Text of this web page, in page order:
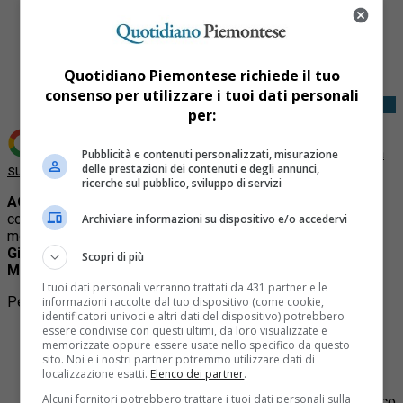
Aggiungi Quotidiano Piemontese come Fonte preferita
su Google
AOSTA– Si è conclusa poco dopo la mezzanotte la
complessa operazione di soccorso che ha permesso di
mettere in salvo due alpinisti rimasti bloccati sul
Gigante, una delle vette più iconiche del massiccio del
Monte Bianco
Per approfondire:
Articolo: Il vecchio rifugio del Goûter sul Monte Bianco
sarà smantellato
Articolo: Valanga sul Monte Bianco: quattro scialpinisti
travolti a Courmayeur
Quotidiano Piemontese richiede il tuo
consenso per utilizzare i tuoi dati personali
per:
Pubblicità e contenuti personalizzati, misurazione
delle prestazioni dei contenuti e degli annunci,
ricerche sul pubblico, sviluppo di servizi
Archiviare informazioni su dispositivo e/o accedervi
Scopri di più
I tuoi dati personali verranno trattati da 431 partner e le
informazioni raccolte dal tuo dispositivo (come cookie,
identificatori univoci e altri dati del dispositivo) potrebbero
essere condivise con questi ultimi, da loro visualizzate e
memorizzate oppure essere usate nello specifico da questo
sito. Noi e i nostri partner potremmo utilizzare dati di
localizzazione esatti. Elenco dei partner.
Alcuni fornitori potrebbero trattare i tuoi dati personali sulla